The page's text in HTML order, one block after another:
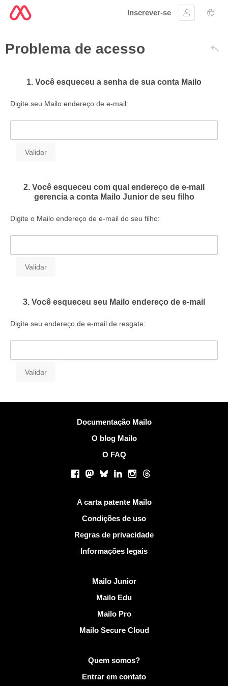
Inscrever-se
Assinar em
Problema de acesso
1. Você esqueceu a senha de sua conta Mailo
Digite seu Mailo endereço de e-mail:
2. Você esqueceu com qual endereço de e-mail
gerencia a conta Mailo Junior de seu filho
Digite o Mailo endereço de e-mail do seu filho:
3. Você esqueceu seu Mailo endereço de e-mail
Digite seu endereço de e-mail de resgate:
Documentação Mailo
O blog Mailo
O FAQ
Facebook
Mastodon
BlueskyLinkedInInstagram
Threads
A carta patente Mailo
Condições de uso
Regras de privacidade
Informações legais
Mailo Junior
Mailo Edu
Mailo Pro
Mailo Secure Cloud
Mais informações em MailoQuem somos?
Entrar em contato